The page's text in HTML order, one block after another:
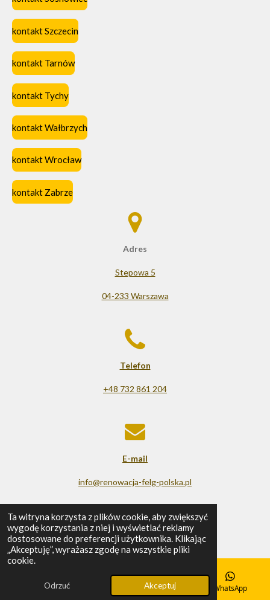
Ta witryna korzysta z plików cookie, aby zwiększyć
wygodę korzystania z niej i wyświetlać reklamy
dostosowane do preferencji użytkownika. Klikając
„Akceptuję”, wyrażasz zgodę na wszystkie pliki
cookie.
Odrzuć Akceptuj
kontakt Szczecin
kontakt Tarnów
kontakt Tychy
kontakt Wałbrzych
kontakt Wrocław
kontakt Zabrze
Adres
Stepowa 5
04-233 Warszawa
Telefon
+48 732 861 204
E-mail
info@renowacja-felg-polska.pl
© 2025 - 2026 Renowacja felg
Obsługiwana przezWebador
E-mail Mapa WhatsApp